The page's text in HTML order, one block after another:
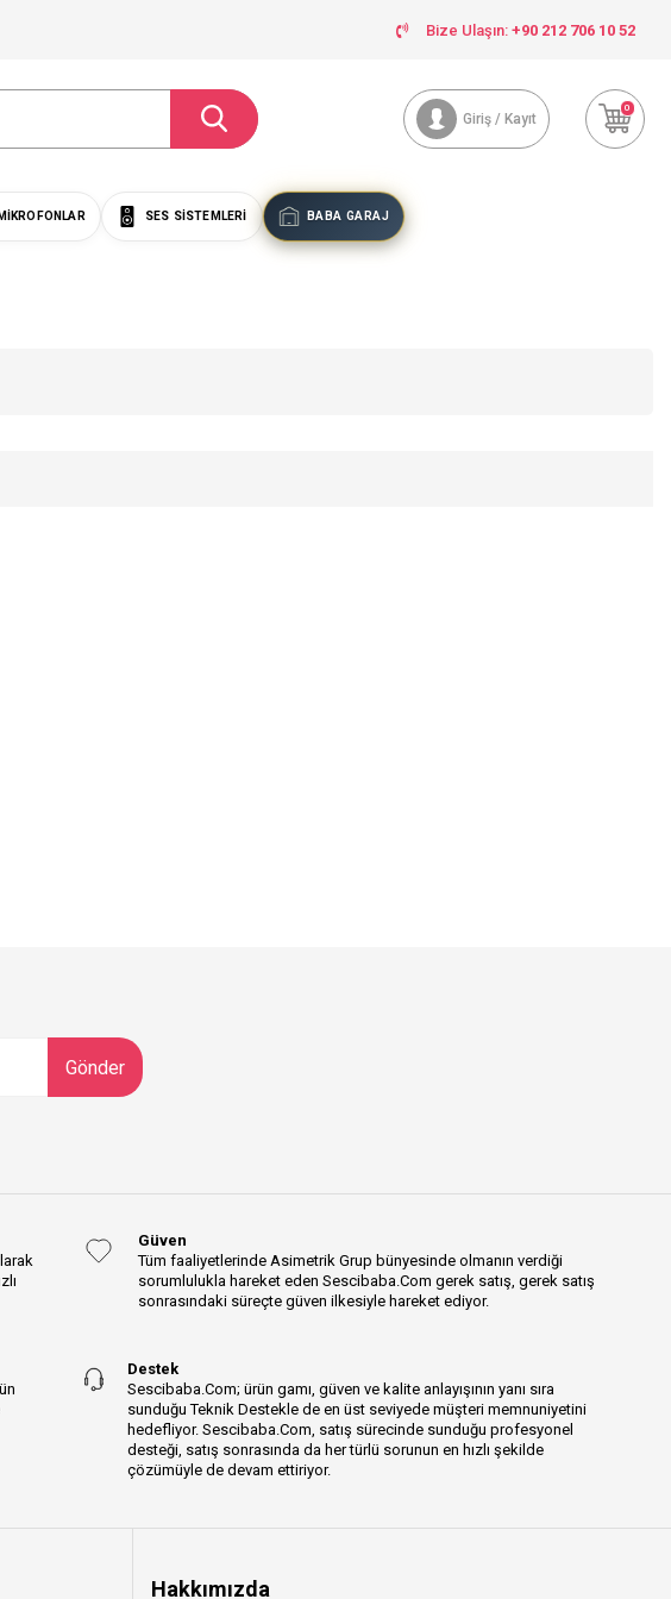
Bize Ulaşın: +90 212 706 10 52
Giriş / Kayıt
0
MIKROFONLAR SES SISTEMLERI BABA GARAJ
Gönder
Güven
Tüm faaliyetlerinde Asimetrik Grup bünyesinde olmanın verdiği
sorumlulukla hareket eden Sescibaba.Com gerek satış, gerek satış
sonrasındaki süreçte güven ilkesiyle hareket ediyor.
Destek
Sescibaba.Com; ürün gamı, güven ve kalite anlayışının yanı sıra
sunduğu Teknik Destekle de en üst seviyede müşteri memnuniyetini
hedefliyor. Sescibaba.Com, satış sürecinde sunduğu profesyonel
desteği, satış sonrasında da her türlü sorunun en hızlı şekilde
çözümüyle de devam ettiriyor.
Hakkımızda